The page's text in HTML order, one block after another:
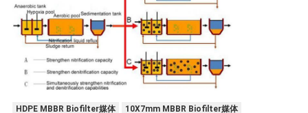
だ
さ
い
HDPE MBBR Biofilter媒体
10X7mm MBBR Biofilter媒体